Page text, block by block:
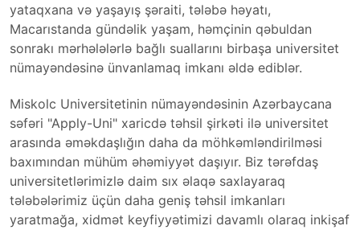
yataqxana və yaşayış şəraiti, tələbə həyatı,
Macarıstanda gündəlik yaşam, həmçinin qəbuldan
sonrakı mərhələlərlə bağlı suallarını birbaşa universitet
nümayəndəsinə ünvanlamaq imkanı əldə ediblər.
Miskolc Universitetinin nümayəndəsinin Azərbaycana
səfəri "Apply-Uni" xaricdə təhsil şirkəti ilə universitet
arasında əməkdaşlığın daha da möhkəmləndirilməsi
baxımından mühüm əhəmiyyət daşıyır. Biz tərəfdaş
universitetlərimizlə daim sıx əlaqə saxlayaraq
tələbələrimiz üçün daha geniş təhsil imkanları
yaratmağa, xidmət keyfiyyətimizi davamlı olaraq inkişaf